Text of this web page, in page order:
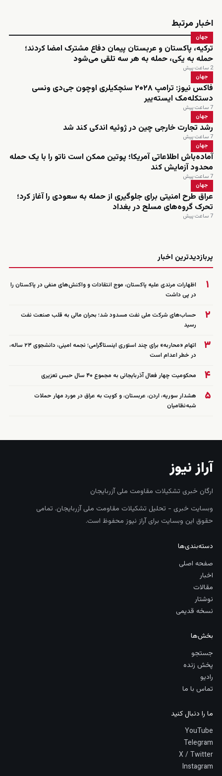
اخبار مرتبط
جهان
ترکیه، پاکستان و عربستان پیمان دفاع مشترک امضا کردند؛
حمله به یکی، حمله به هر سه تلقی می‌شود
2 ساعت پیش
جهان
فاکس نیوز: ترامپ ۲۰۲۸ سئچکیلری اوچون جی‌دی ونسی
دستکله‌مک ایسته‌ییر
7 ساعت پیش
جهان
رشد تجارت خارجی چین در ژوئیه اندکی کند شد
7 ساعت پیش
جهان
آماده‌باش اطلاعاتی آمریکا؛ پوتین ممکن است ناتو را با یک حمله
محدود آزمایش کند
7 ساعت پیش
جهان
عراق طرح امنیتی برای جلوگیری از حمله به سعودی را آغاز کرد؛
تحرک گروه‌های مسلح در بغداد
7 ساعت پیش
پربازدیدترین اخبار
۱
اظهارات مرندی علیه پاکستان، موج انتقادات و واکنش‌های منفی در پاکستان را
در پی داشت
۲
حساب‌های شرکت ملی نفت مسدود شد؛ بحران مالی به قلب صنعت نفت
رسید
۳
اتهام «محاربه» برای چند استوری اینستاگرامی؛ نجمه امینی، دانشجوی ۲۳ ساله،
در خطر اعدام است
۴ محکومیت چهار فعال آذربایجانی به مجموع ۴۰ سال حبس تعزیری
۵
هشدار سوریه، اردن، عربستان، و کویت به عراق در مورد مهار حملات
شبه‌نظامیان
آراز نیوز
ارگان خبری تشکیلات مقاومت ملی آزربایجان
وبسایت خبری - تحلیل تشکیلات مقاومت ملی آزربایجان. تمامی
حقوق این وبسایت برای آراز نیوز محفوظ است.
دسته‌بندی‌ها
صفحه اصلی
اخبار
مقالات
نوشتار
نسخه قدیمی
بخش‌ها
جستجو
پخش زنده
رادیو
تماس با ما
ما را دنبال کنید
YouTube
Telegram
X / Twitter
Instagram